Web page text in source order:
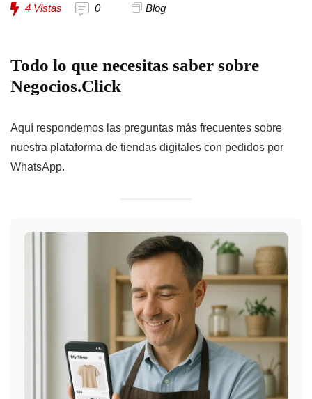
4 Vistas 0 Blog
Todo lo que necesitas saber sobre
Negocios.Click
Aquí respondemos las preguntas más frecuentes sobre
nuestra plataforma de tiendas digitales con pedidos por
WhatsApp.